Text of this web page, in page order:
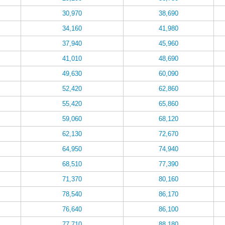
30,970
38,690
34,160
41,980
37,940
45,960
41,010
48,690
49,630
60,090
52,420
62,860
55,420
65,860
59,060
68,120
62,130
72,670
64,950
74,940
68,510
77,390
71,370
80,160
78,540
86,170
76,640
86,100